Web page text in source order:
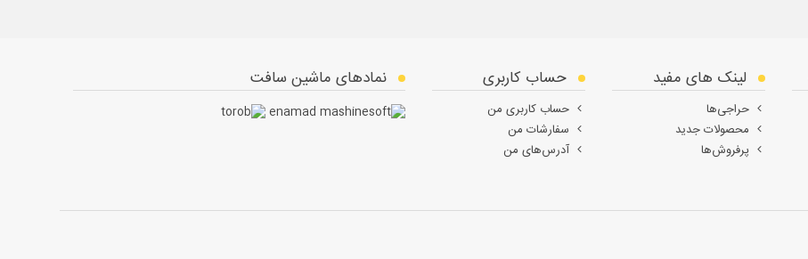
لینک های مفید
حراجی‌ها
محصولات جدید
پرفروش‌ها
حساب کاربری
حساب کاربری من
سفارشات من
آدرس‌های من
نمادهای ماشین سافت